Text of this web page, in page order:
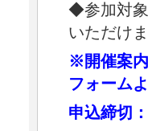
◆参加対
いただけ
※開催案
フォーム
申込締切